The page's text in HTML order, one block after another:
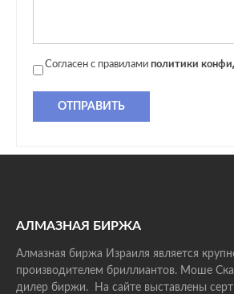
Согласен с правилами политики
ОТПРАВИТЬ
АЛМАЗНАЯ БИРЖА
Алмазная биржа Израиля является
производителем бриллиантов. Моше
дилер биржи. На сайте выставлены